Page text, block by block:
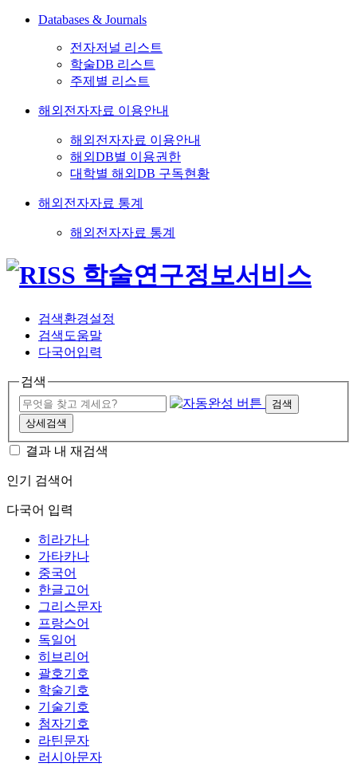
Databases & Journals
전자저널 리스트
학술DB 리스트
주제별 리스트
해외전자자료 이용안내
해외전자자료 이용안내
해외DB별 이용권한
대학별 해외DB 구독현황
해외전자자료 통계
해외전자자료 통계
검색환경설정
검색도움말
다국어입력
검색
검색
상세검색
결과 내 재검색
인기 검색어
다국어 입력
히라가나
가타카나
중국어
한글고어
그리스문자
프랑스어
독일어
히브리어
괄호기호
학술기호
기술기호
첨자기호
라틴문자
러시아문자